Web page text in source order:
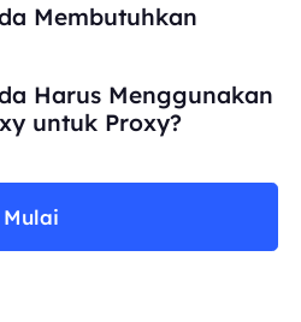
Membutuhkan
Harus Menggunakan
untuk Proxy?
Mulai